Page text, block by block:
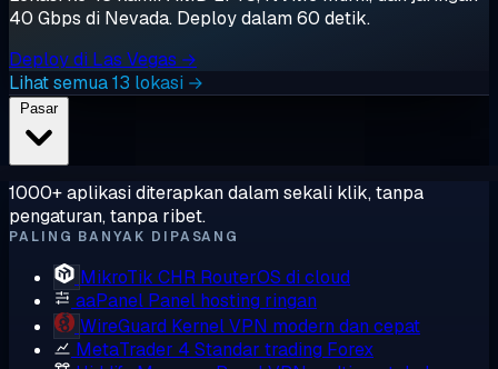
40 Gbps di Nevada. Deploy dalam 60 detik.
Deploy di Las Vegas →
Lihat semua 13 lokasi →
Pasar
1000+ aplikasi diterapkan dalam sekali klik, tanpa
pengaturan, tanpa ribet.
PALING BANYAK DIPASANG
MikroTik CHR RouterOS di cloud
aaPanel Panel hosting ringan
WireGuard Kernel VPN modern dan cepat
MetaTrader 4 Standar trading Forex